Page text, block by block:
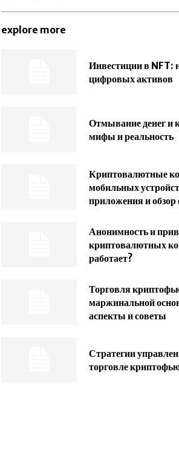
explore more
Инвестиции в NFT:
цифровых активов
Отмывание денег и
мифы и реальность
Криптовалютные
мобильных
приложения и
Анонимность и
криптовалютных
работает?
Торговля
маржинальной
аспекты и советы
Стратегии
торговле